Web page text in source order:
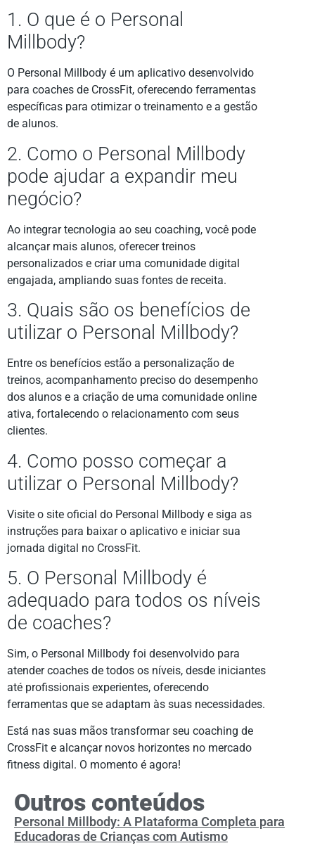
1. O que é o Personal
Millbody?
O Personal Millbody é um aplicativo desenvolvido
para coaches de CrossFit, oferecendo ferramentas
específicas para otimizar o treinamento e a gestão
de alunos.
2. Como o Personal Millbody
pode ajudar a expandir meu
negócio?
Ao integrar tecnologia ao seu coaching, você pode
alcançar mais alunos, oferecer treinos
personalizados e criar uma comunidade digital
engajada, ampliando suas fontes de receita.
3. Quais são os benefícios de
utilizar o Personal Millbody?
Entre os benefícios estão a personalização de
treinos, acompanhamento preciso do desempenho
dos alunos e a criação de uma comunidade online
ativa, fortalecendo o relacionamento com seus
clientes.
4. Como posso começar a
utilizar o Personal Millbody?
Visite o site oficial do Personal Millbody e siga as
instruções para baixar o aplicativo e iniciar sua
jornada digital no CrossFit.
5. O Personal Millbody é
adequado para todos os níveis
de coaches?
Sim, o Personal Millbody foi desenvolvido para
atender coaches de todos os níveis, desde iniciantes
até profissionais experientes, oferecendo
ferramentas que se adaptam às suas necessidades.
Está nas suas mãos transformar seu coaching de
CrossFit e alcançar novos horizontes no mercado
fitness digital. O momento é agora!
Outros conteúdos
Personal Millbody: A Plataforma Completa para
Educadoras de Crianças com Autismo